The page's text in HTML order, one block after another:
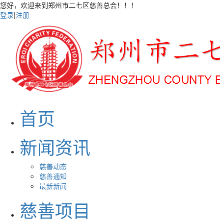
您好，欢迎来到郑州市二七区慈善总会！！！
登录|注册
首页
新闻资讯
慈善动态
慈善通知
最新新闻
慈善项目